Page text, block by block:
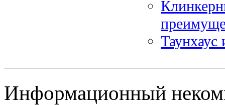
Таунхаус
Информационный